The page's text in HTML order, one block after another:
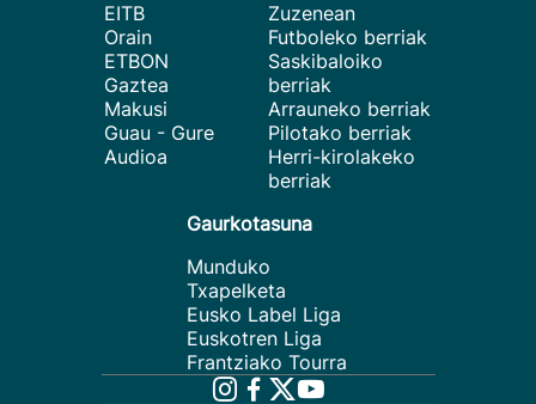
EITB
Orain
ETBON
Gaztea
Makusi
Guau - Gure
Audioa
Zuzenean
Futboleko berriak
Saskibaloiko
berriak
Arrauneko berriak
Pilotako berriak
Herri-kirolakeko
berriak
Gaurkotasuna
Munduko
Txapelketa
Eusko Label Liga
Euskotren Liga
Frantziako Tourra